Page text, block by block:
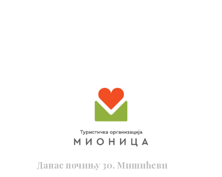
Данас почињу 30. Мишићеви